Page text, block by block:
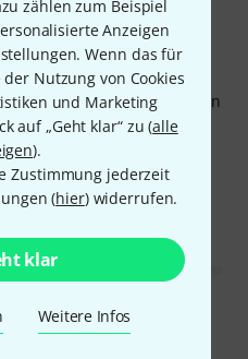
zählen zum Beispiel
Anzeigen
Wenn das für
Nutzung von Cookies
und Marketing
auf „Geht klar“ zu (alle
).
Zustimmung jederzeit
(hier) widerrufen.
klar
Weitere Infos
Millenium Tom ein
Ton. Kraftvoll mit
Klang. So habe ich es mir
lesen